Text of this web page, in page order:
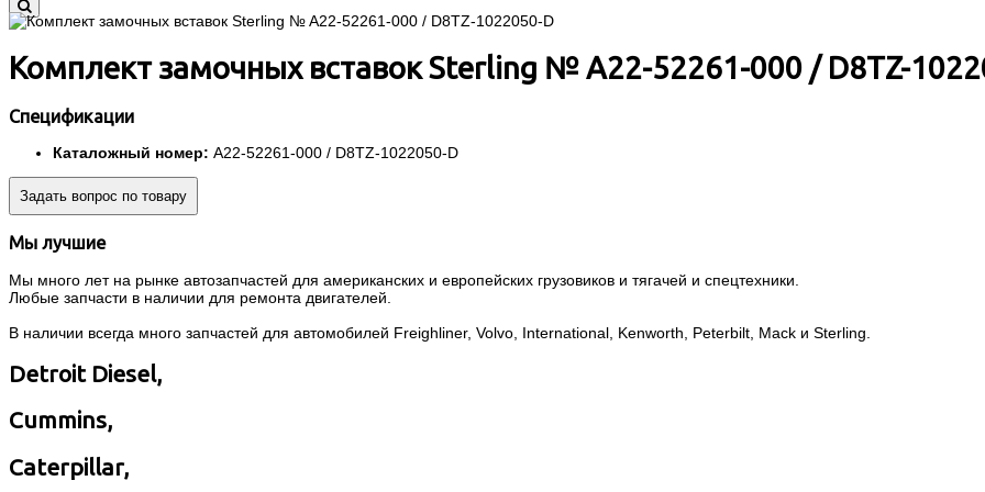
Комплект замочных вставок Sterling № A22-52261-000 / D8TZ-
Спецификации
Каталожный номер: A22-52261-000 / D8TZ-1022050-D
Задать вопрос по товару
Мы лучшие
Мы много лет на рынке автозапчастей для американских и европейских грузовиков и тягачей и спецтехники.
Любые запчасти в наличии для ремонта двигателей.
В наличии всегда много запчастей для автомобилей Freighliner, Volvo, International, Kenworth, Peterbilt, Mack и Sterling.
Detroit Diesel,
Cummins,
Caterpillar,